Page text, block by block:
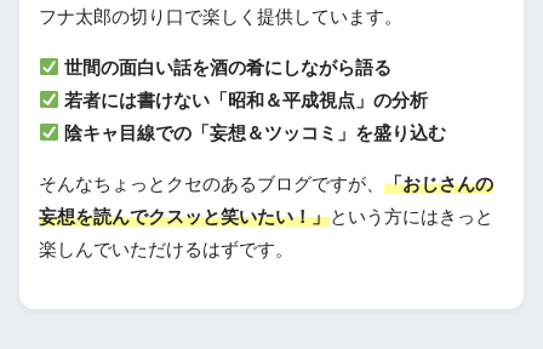
フナ太郎の切り口で楽しく提供しています。
世間の面白い話を酒の肴にしながら語る
若者には書けない「昭和＆平成視点」の分析
陰キャ目線での「妄想＆ツッコミ」を盛り込む
そんなちょっとクセのあるブログですが、 「おじさんの
妄想を読んでクスッと笑いたい！」という方にはきっと
楽しんでいただけるはずです。